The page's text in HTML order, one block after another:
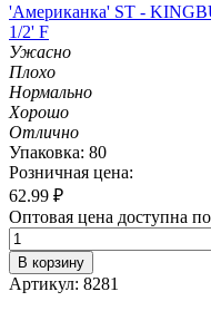
'Американка' ST -
1/2' F
Ужасно
Плохо
Нормально
Хорошо
Отлично
Упаковка: 80
Розничная цена:
62.99 ₽
Оптовая цена доступна
В корзину
Артикул: 8281